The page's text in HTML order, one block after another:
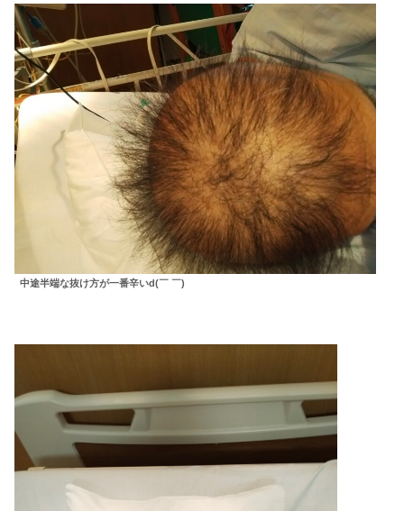
中途半端な抜け方が一番辛いd(￣ ￣)